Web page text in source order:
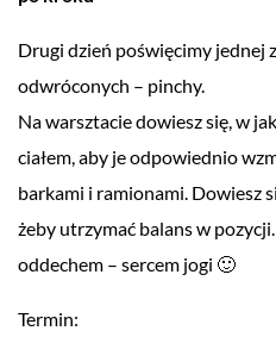
Drugi dzień poświęcimy jednej
odwróconych – pinchy.
Na warsztacie dowiesz się, w
ciałem, aby je odpowiednio
barkami i ramionami. Dowiesz
żeby utrzymać balans w
oddechem – sercem jogi 🙂
Termin: